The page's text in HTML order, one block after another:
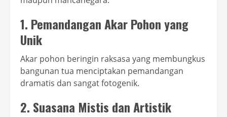
1. Pemandangan Akar Pohon yang
Unik
Akar pohon beringin raksasa yang membungkus
bangunan tua menciptakan pemandangan
dramatis dan sangat fotogenik.
2. Suasana Mistis dan Artistik